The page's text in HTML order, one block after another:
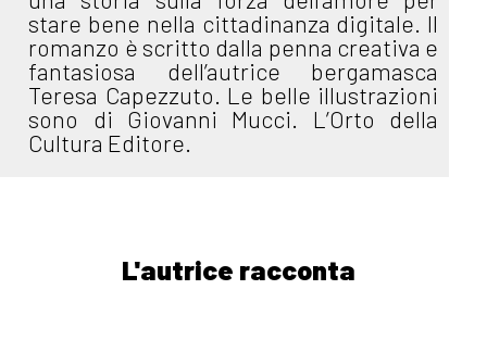
stare bene nella cittadinanza digitale. Il
romanzo è scritto dalla penna creativa e
fantasiosa dell’autrice bergamasca
Teresa Capezzuto. Le belle illustrazioni
sono di Giovanni Mucci. L’Orto della
Cultura Editore.
L'autrice racconta